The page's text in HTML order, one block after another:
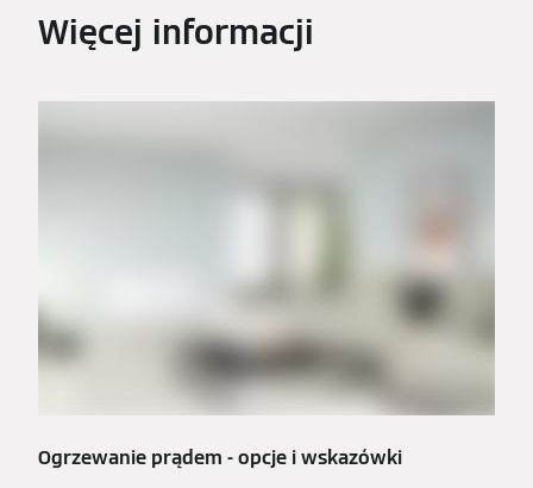
Więcej informacji
Ogrzewanie prądem - opcje i wskazówki